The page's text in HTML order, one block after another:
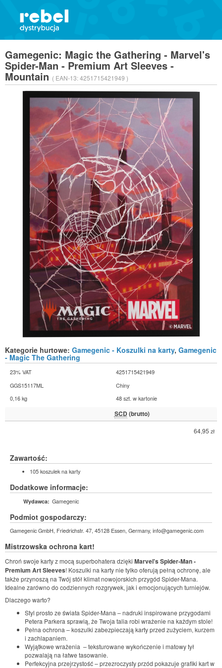
Gamegenic: Magic the Gathering - Marvel's
Spider-Man - Premium Art Sleeves -
Mountain ( EAN-13:4251715421949 )
Kategorie hurtowe: Gamegenic - Koszulki na karty, Gamegenic
- Magic The Gathering
23% VAT
4251715421949
GGS15117ML
Chiny
0,16 kg
48 szt. w kartonie
SCD (brutto)
64,95 zł
Zawartość:
105 koszulek na karty
Dodatkowe informacje:
Wydawca: Gamegenic
Podmiot gospodarczy:
Gamegenic GmbH, Friedrichstr. 47, 45128 Essen, Germany, info@gamegenic.com
Mistrzowska ochrona kart!
Chroń swoje karty z mocą superbohatera dzięki Marvel's Spider-Man -
Premium Art Sleeves! Koszulki na karty nie tylko oferują pełną ochronę, ale
także przynoszą na Twój stół klimat nowojorskich przygód Spider-Mana.
Idealne zarówno do codziennych rozgrywek, jak i emocjonujących turniejów.
Dlaczego warto?
Styl prosto ze świata Spider-Mana – nadruki inspirowane przygodami
Petera Parkera sprawią, że Twoja talia robi wrażenie na każdym stole!
Pełna ochrona – koszulki zabezpieczają karty przed zużyciem, kurzem
i zachlapaniem.
Wyjątkowe wrażenia – teksturowane wykończenie i matowy tył
pozwalają na łatwe tasowanie.
Perfekcyjna przejrzystość – przezroczysty przód pokazuje grafiki kart w